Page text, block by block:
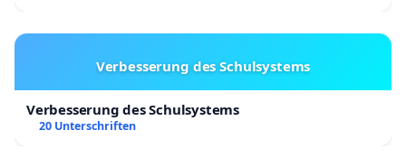
Verbesserung des Schulsystems
Verbesserung des Schulsystems
20 Unterschriften